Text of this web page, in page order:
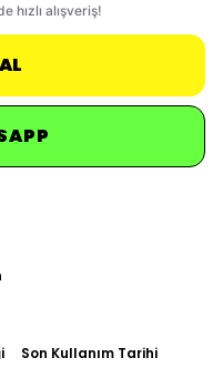
Son Kullanım Tarihi